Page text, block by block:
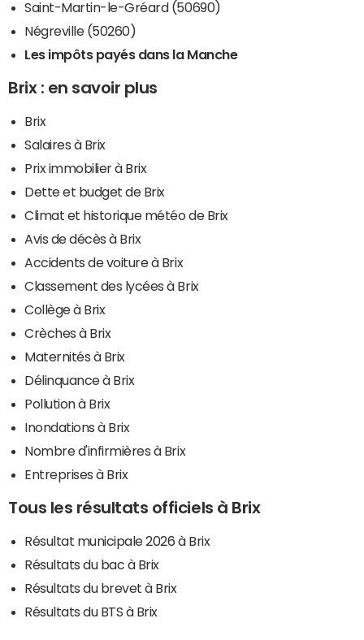
Saint-Martin-le-Gréard (50690)
Négreville (50260)
Les impôts payés dans la Manche
Brix : en savoir plus
Brix
Salaires à Brix
Prix immobilier à Brix
Dette et budget de Brix
Climat et historique météo de Brix
Avis de décès à Brix
Accidents de voiture à Brix
Classement des lycées à Brix
Collège à Brix
Crèches à Brix
Maternités à Brix
Délinquance à Brix
Pollution à Brix
Inondations à Brix
Nombre d'infirmières à Brix
Entreprises à Brix
Tous les résultats officiels à Brix
Résultat municipale 2026 à Brix
Résultats du bac à Brix
Résultats du brevet à Brix
Résultats du BTS à Brix